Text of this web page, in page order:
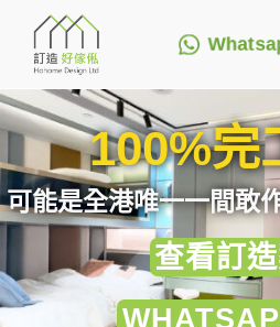
100%完
可能是全港唯一一間敢
查看訂